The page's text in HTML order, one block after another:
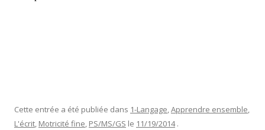
Cette entrée a été publiée dans 1-Langage,Apprendre ensemble,
L'écrit, Motricité fine, PS/MS/GS le 11/19/2014 .